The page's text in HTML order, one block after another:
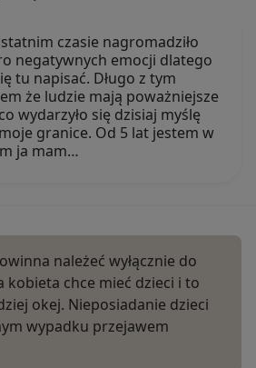
czasie nagromadziło
negatywnych emocji dlatego
tu napisać. Długo z tym
że ludzie mają poważniejsze
wydarzyło się dzisiaj myślę
granice. Od 5 lat jestem w
ja mam…
należeć wyłącznie do
kobieta chce mieć dzieci i to
okej. Nieposiadanie dzieci
wypadku przejawem